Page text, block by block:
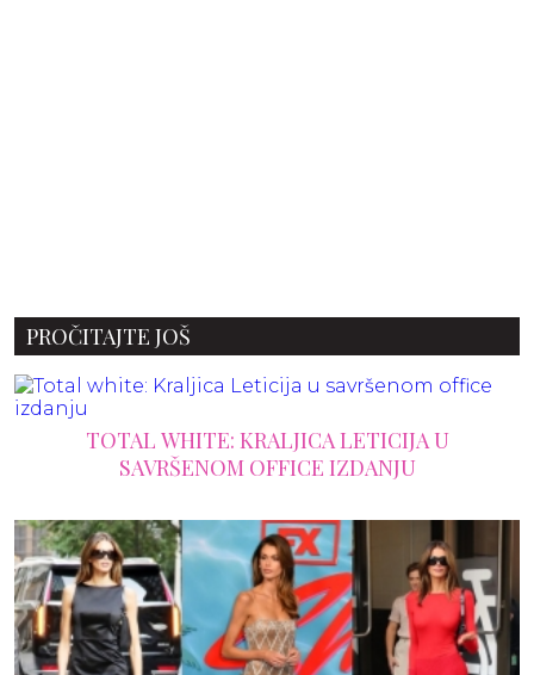
PROČITAJTE JOŠ
TOTAL WHITE: KRALJICA LETICIJA U
SAVRŠENOM OFFICE IZDANJU